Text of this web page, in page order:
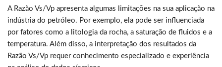
A Razão Vs/Vp apresenta algumas limitações na sua aplicação na
indústria do petróleo. Por exemplo, ela pode ser influenciada
por fatores como a litologia da rocha, a saturação de fluidos e a
temperatura. Além disso, a interpretação dos resultados da
Razão Vs/Vp requer conhecimento especializado e experiência